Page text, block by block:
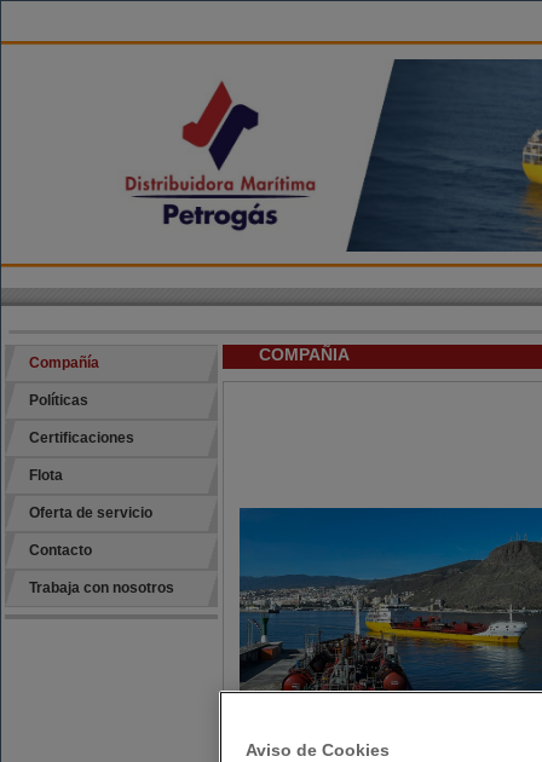
Compañía
Políticas
Certificaciones
Flota
Oferta de servicio
Contacto
Trabaja con nosotros
COMPAÑIA
Aviso de Cookies